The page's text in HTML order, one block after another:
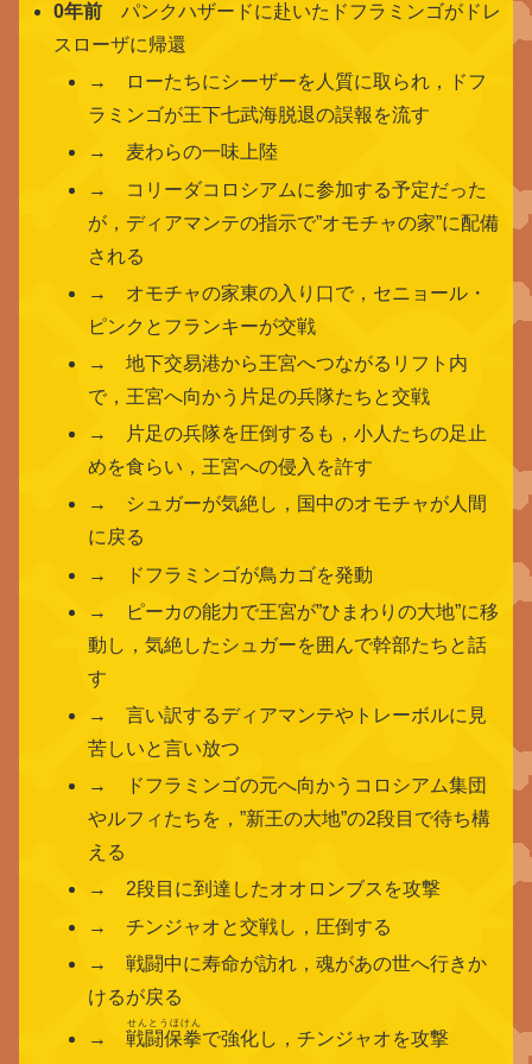
0年前 パンクハザードに赴いたドフラミンゴがドレ
スローザに帰還
→ ローたちにシーザーを人質に取られ，ドフ
ラミンゴが王下七武海脱退の誤報を流す
→ 麦わらの一味上陸
→ コリーダコロシアムに参加する予定だった
が，ディアマンテの指示で”オモチャの家”に配備
される
→ オモチャの家東の入り口で，セニョール・
ピンクとフランキーが交戦
→ 地下交易港から王宮へつながるリフト内
で，王宮へ向かう片足の兵隊たちと交戦
→ 片足の兵隊を圧倒するも，小人たちの足止
めを食らい，王宮への侵入を許す
→ シュガーが気絶し，国中のオモチャが人間
に戻る
→ ドフラミンゴが鳥カゴを発動
→ ピーカの能力で王宮が”ひまわりの大地”に移
動し，気絶したシュガーを囲んで幹部たちと話
す
→ 言い訳するディアマンテやトレーボルに見
苦しいと言い放つ
→ ドフラミンゴの元へ向かうコロシアム集団
やルフィたちを，”新王の大地”の2段目で待ち構
える
→ 2段目に到達したオオロンブスを攻撃
→ チンジャオと交戦し，圧倒する
→ 戦闘中に寿命が訪れ，魂があの世へ行きか
けるが戻る
→戦闘保拳
せんとうほけん
で強化し，チンジャオを攻撃